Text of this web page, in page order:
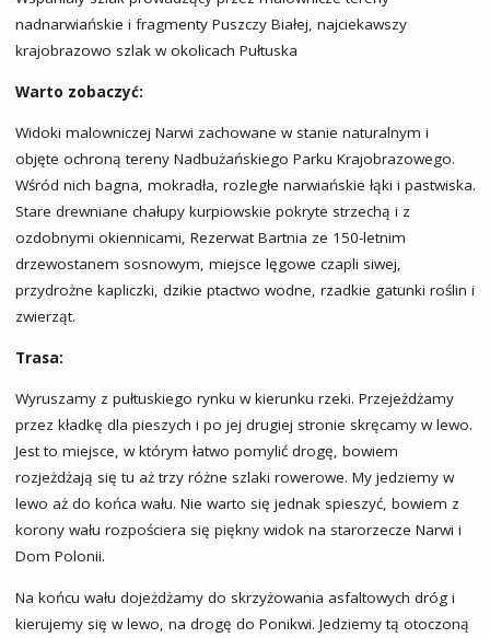
nadnarwiańskie i fragmenty Puszczy Białej, najciekawszy
krajobrazowo szlak w okolicach Pułtuska
Warto zobaczyć:
Widoki malowniczej Narwi zachowane w stanie naturalnym i
objęte ochroną tereny Nadbużańskiego Parku Krajobrazowego.
Wśród nich bagna, mokradła, rozległe narwiańskie łąki i pastwiska.
Stare drewniane chałupy kurpiowskie pokryte strzechą i z
ozdobnymi okiennicami, Rezerwat Bartnia ze 150-letnim
drzewostanem sosnowym, miejsce lęgowe czapli siwej,
przydrożne kapliczki, dzikie ptactwo wodne, rzadkie gatunki roślin i
zwierząt.
Trasa:
Wyruszamy z pułtuskiego rynku w kierunku rzeki. Przejeżdżamy
przez kładkę dla pieszych i po jej drugiej stronie skręcamy w lewo.
Jest to miejsce, w którym łatwo pomylić drogę, bowiem
rozjeżdżają się tu aż trzy różne szlaki rowerowe. My jedziemy w
lewo aż do końca wału. Nie warto się jednak spieszyć, bowiem z
korony wału rozpościera się piękny widok na starorzecze Narwi i
Dom Polonii.
Na końcu wału dojeżdżamy do skrzyżowania asfaltowych dróg i
kierujemy się w lewo, na drogę do Ponikwi. Jedziemy tą otoczoną